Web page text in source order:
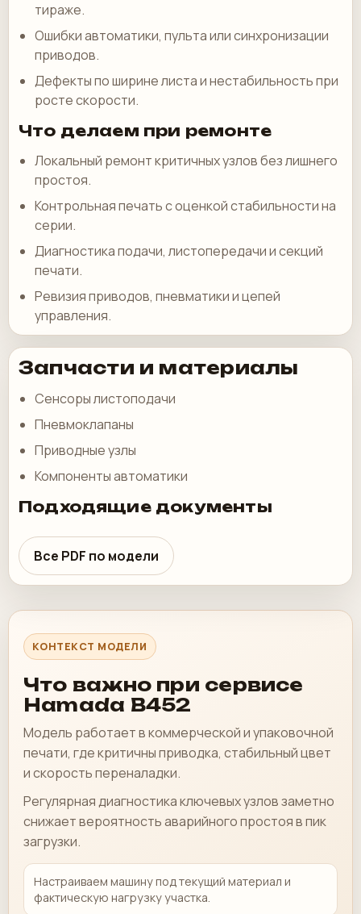
тираже.
Ошибки автоматики, пульта или синхронизации
приводов.
Дефекты по ширине листа и нестабильность при
росте скорости.
Что делаем при ремонте
Локальный ремонт критичных узлов без лишнего
простоя.
Контрольная печать с оценкой стабильности на
серии.
Диагностика подачи, листопередачи и секций
печати.
Ревизия приводов, пневматики и цепей
управления.
Запчасти и материалы
Сенсоры листоподачи
Пневмоклапаны
Приводные узлы
Компоненты автоматики
Подходящие документы
Все PDF по модели
КОНТЕКСТ МОДЕЛИ
Что важно при сервисе
Hamada B452
Модель работает в коммерческой и упаковочной
печати, где критичны приводка, стабильный цвет
и скорость переналадки.
Регулярная диагностика ключевых узлов заметно
снижает вероятность аварийного простоя в пик
загрузки.
Настраиваем машину под текущий материал и
фактическую нагрузку участка.